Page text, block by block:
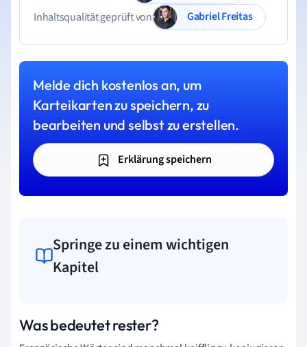
Inhaltsqualität geprüft von
Gabriel Freitas
Melde dich kostenlos an, um
Karteikarten zu speichern, zu
bearbeiten und selbst zu erstellen.
Erklärung speichern
Springe zu einem wichtigen
Kapitel
Was bedeutet rester?